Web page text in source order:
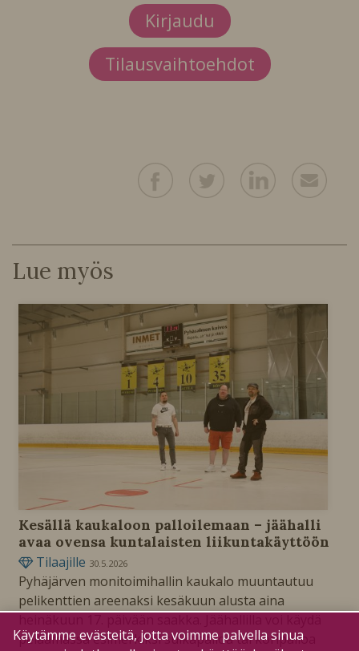
Kirjaudu
Tilausvaihtoehdot
Lue myös
Kesällä kaukaloon palloilemaan – jäähalli
avaa ovensa kuntalaisten liikuntakäyttöön
Tilaajille 30.5.2026
Pyhäjärven monitoimihallin kaukalo muuntautuu
pelikenttien areenaksi kesäkuun alusta aina
pelaamassa esimerkiksi sulkapalloa tai koripalloa
Käytämme evästeitä, jotta voimme palvella sinua